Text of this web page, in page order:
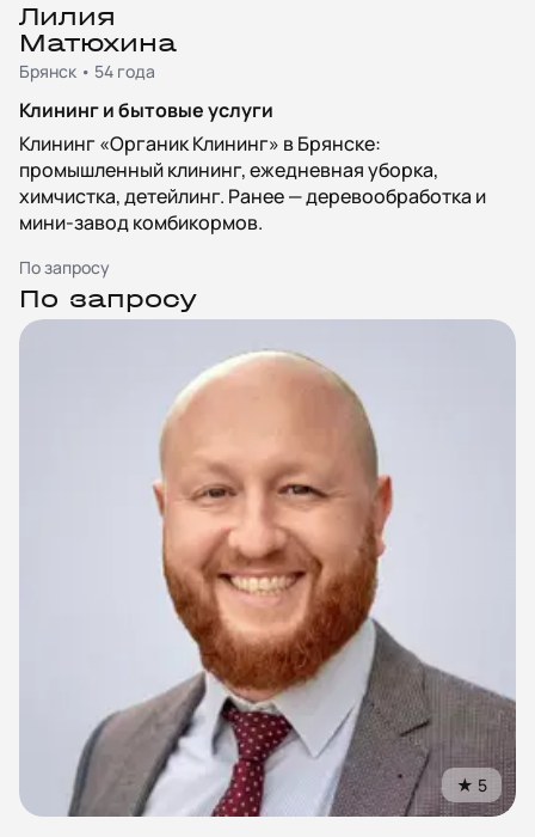
Лилия
Матюхина
Брянск • 54 года
Клининг и бытовые услуги
Клининг «Органик Клининг» в Брянске:
промышленный клининг, ежедневная уборка,
химчистка, детейлинг. Ранее — деревообработка и
мини-завод комбикормов.
По запросу
По запросу
★ 5